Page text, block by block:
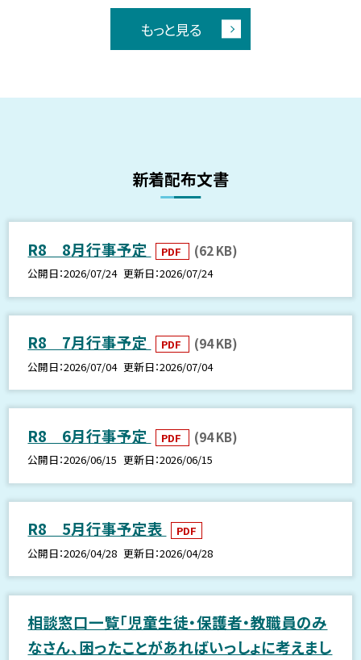
もっと見る
新着配布文書
R8 8月行事予定 PDF (62 KB)
公開日 2026/07/24 更新日 2026/07/24
R8 7月行事予定 PDF (94 KB)
公開日 2026/07/04 更新日 2026/07/04
R8 6月行事予定 PDF (94 KB)
公開日 2026/06/15 更新日 2026/06/15
R8 5月行事予定表
PDF
公開日 2026/04/28 更新日 2026/04/28
相談窓口一覧「児童生徒・保護者・教職員のみ
なさん、困ったことがあればいっしょに考えまし